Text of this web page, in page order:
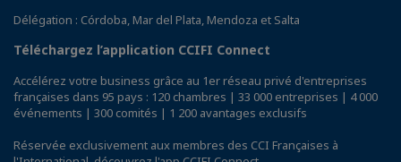
Délégation : Córdoba, Mar del Plata, Mendoza et Salta
Téléchargez l’application CCIFI Connect
Accélérez votre business grâce au 1er réseau privé d'entreprises
françaises dans 95 pays : 120 chambres | 33 000 entreprises | 4 000
événements | 300 comités | 1 200 avantages exclusifs
Réservée exclusivement aux membres des CCI Françaises à